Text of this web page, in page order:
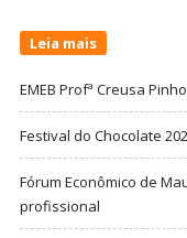
Leia mais
EMEB Profª Creusa
Festival do Chocolate
Fórum Econômico de
profissional